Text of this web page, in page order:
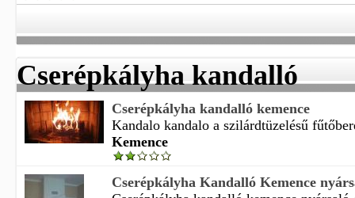
Cserépkályha kandalló
Cserépkályha kandalló kemence
Kandalo kandalo a szilárdtüzelésű
Kemence
Cserépkályha Kandalló Kemence